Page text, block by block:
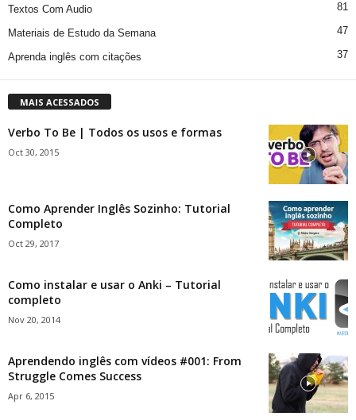
Textos Com Audio 81
Materiais de Estudo da Semana 47
Aprenda inglês com citações 37
MAIS ACESSADOS
Verbo To Be | Todos os usos e formas
Oct 30, 2015
Como Aprender Inglês Sozinho: Tutorial
Completo
Oct 29, 2017
Como instalar e usar o Anki – Tutorial
completo
Nov 20, 2014
Aprendendo inglês com vídeos #001: From
Struggle Comes Success
Apr 6, 2015